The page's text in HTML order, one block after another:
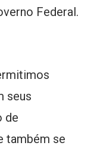
Federal.
seus
de
também se